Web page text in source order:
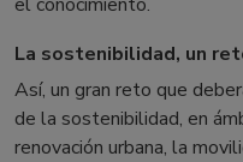
La sostenibilidad, un
Así, un gran reto que
de la sostenibilidad, en
renovación urbana, la